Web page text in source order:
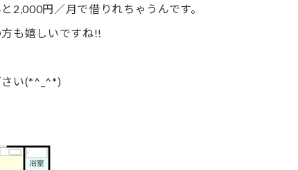
2,000円／月で借りれちゃうんです。
も嬉しいですね!!
い(*^_^*)